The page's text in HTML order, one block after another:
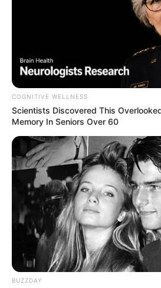
30.07.2026,
Χαλκίδα:
το παζάρι
Όλες οι
27.07.2026,
Χαλκίδα:
στον
την Υψηλή
Σαββάτου
26.07.2026,
1 2 3 …
COGNITIVE WELLNESS
Scientists Discovered This
Memory In Seniors Over 60
BUZZDAY